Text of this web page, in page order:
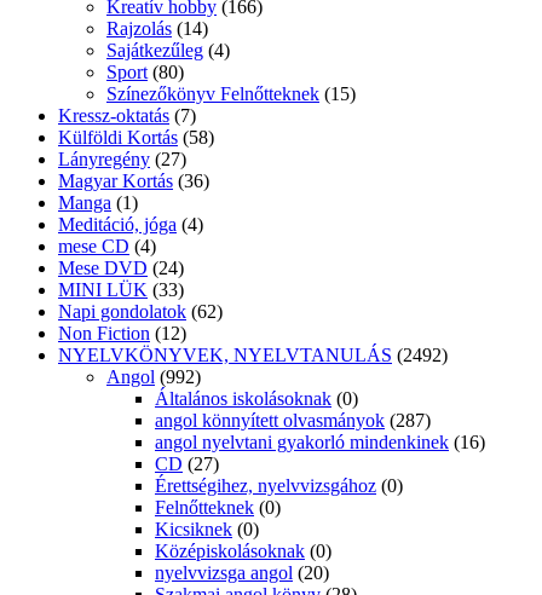
Kreatív hobby (166)
Rajzolás (14)
Sajátkezűleg (4)
Sport (80)
Színezőkönyv Felnőtteknek (15)
Kressz-oktatás (7)
Külföldi Kortás (58)
Lányregény (27)
Magyar Kortás (36)
Manga (1)
Meditáció, jóga (4)
mese CD (4)
Mese DVD (24)
MINI LÜK (33)
Napi gondolatok (62)
Non Fiction (12)
NYELVKÖNYVEK, NYELVTANULÁS (2492)
Angol (992)
Általános iskolásoknak (0)
angol könnyített olvasmányok (287)
angol nyelvtani gyakorló mindenkinek (16)
CD (27)
Érettségihez, nyelvvizsgához (0)
Felnőtteknek (0)
Kicsiknek (0)
Középiskolásoknak (0)
nyelvvizsga angol (20)